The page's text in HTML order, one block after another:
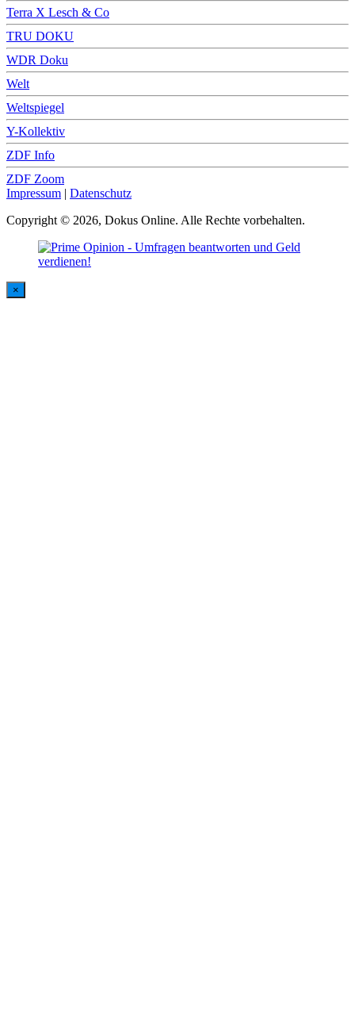
Terra X Lesch & Co
TRU DOKU
WDR Doku
Welt
Weltspiegel
Y-Kollektiv
ZDF Info
ZDF Zoom
Impressum | Datenschutz
Copyright © 2026, Dokus Online. Alle Rechte vorbehalten.
×